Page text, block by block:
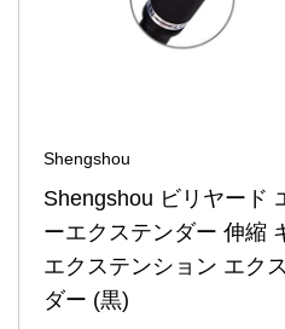
Shengshou
Shengshou ビリヤード
ーエクステンダー 伸縮
エクステンション エク
ダー (黒)